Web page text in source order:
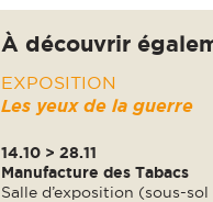
À découvrir
EXPOSITION
Les yeux de la guerre
14.10 > 28.11
Manufacture des Tabacs
Salle d’exposition (sous-sol